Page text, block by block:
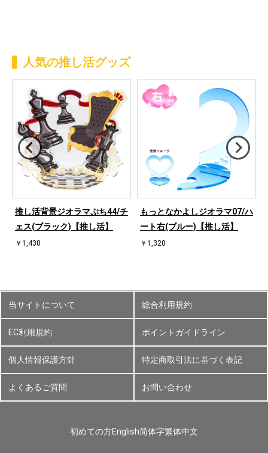
人気の推し活グッズ
推し活背景ジオラマぷち44/チ
ェス(ブラック)【推し活】
￥1,430
もっとなかよしジオラマ07/ハ
ート右(ブルー)【推し活】
￥1,320
当サイトについて 総合利用規約
EC利用規約 ポイントガイドライン
個人情報保護方針 特定商取引法に基づく表記
よくあるご質問 お問い合わせ
初めての方English简体字繁体中文